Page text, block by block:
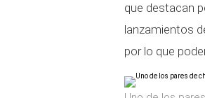
que destacan
lanzamientos
por lo que